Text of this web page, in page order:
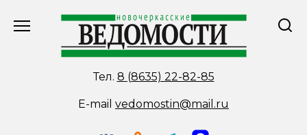
Тел. 8 (8635) 22-82-85
E-mail vedomostin@mail.ru